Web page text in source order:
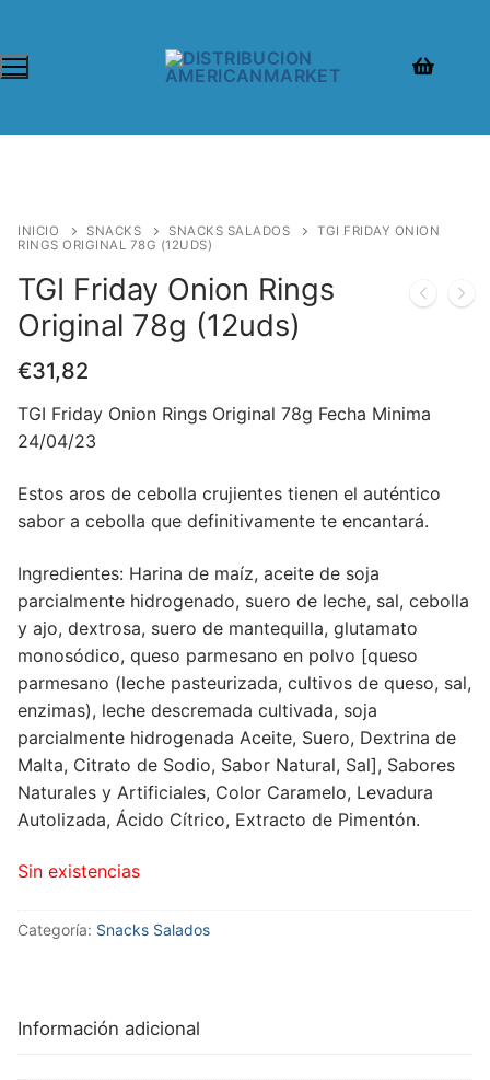
INICIO SNACKS SNACKS SALADOS
TGI FRIDAY ONION
RINGS ORIGINAL 78G (12UDS)
TGI Friday Onion Rings
Original 78g (12uds)
€31,82
TGI Friday Onion Rings Original 78g Fecha Minima
24/04/23
Estos aros de cebolla crujientes tienen el auténtico
sabor a cebolla que definitivamente te encantará.
Ingredientes: Harina de maíz, aceite de soja
parcialmente hidrogenado, suero de leche, sal, cebolla
y ajo, dextrosa, suero de mantequilla, glutamato
monosódico, queso parmesano en polvo [queso
parmesano (leche pasteurizada, cultivos de queso, sal,
enzimas), leche descremada cultivada, soja
parcialmente hidrogenada Aceite, Suero, Dextrina de
Malta, Citrato de Sodio, Sabor Natural, Sal], Sabores
Naturales y Artificiales, Color Caramelo, Levadura
Autolizada, Ácido Cítrico, Extracto de Pimentón.
Sin existencias
Categoría: Snacks Salados
Información adicional